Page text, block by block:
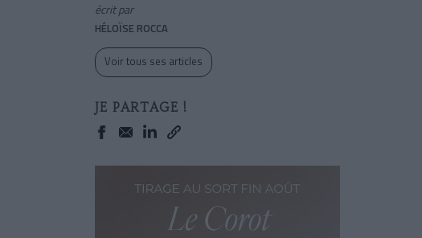
écrit par
HÉLOÏSE ROCCA
Voir tous ses articles
JE PARTAGE !